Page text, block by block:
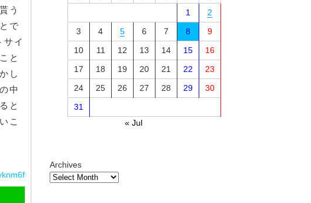
う
で
イ
と
し
中
と
こ
1
2
3
4 5 6 7 8
9
10
11 12 13 14 15
16
17
18 19 20 21 22
23
24
25 26 27 28 29
30
31
« Jul
Archives